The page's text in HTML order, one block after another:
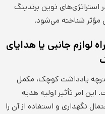
استراتژی‌های نوین برندینگ
مؤثر شناخته می‌شود.
لوازم جانبی یا هدایای
یادداشت کوچک، مکمل
این امر تأثیر اولیه هدیه
نگهداری و استفاده از آن را